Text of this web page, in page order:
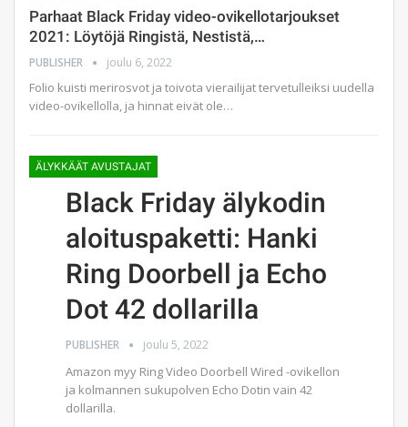
Parhaat Black Friday video-ovikellotarjoukset
2021: Löytöjä Ringistä, Nestistä,…
PUBLISHER joulu 6, 2022
Folio kuisti merirosvot ja toivota vierailijat tervetulleiksi uudella
video-ovikellolla, ja hinnat eivät ole…
ÄLYKKÄÄT AVUSTAJAT
Black Friday älykodin
aloituspaketti: Hanki
Ring Doorbell ja Echo
Dot 42 dollarilla
PUBLISHER joulu 5, 2022
Amazon myy Ring Video Doorbell Wired -ovikellon
ja kolmannen sukupolven Echo Dotin vain 42
dollarilla.